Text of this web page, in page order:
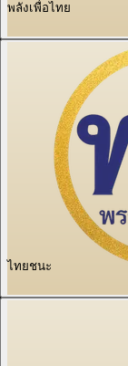
พลังเพื่อไทย
ไทยชนะ